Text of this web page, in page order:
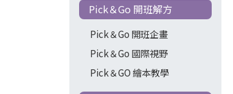
Pick＆Go 開班解方
Pick＆Go 開班企畫
Pick＆Go 國際視野
Pick＆GO 繪本教學